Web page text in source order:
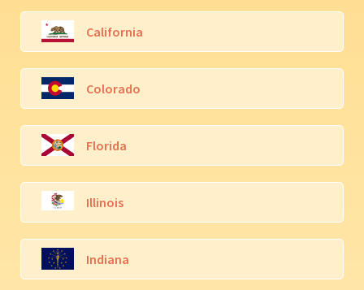
California
Colorado
Florida
Illinois
Indiana